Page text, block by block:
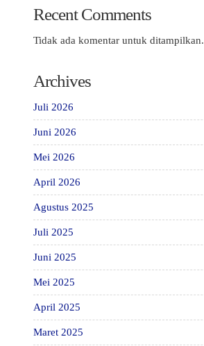
Recent Comments
Tidak ada komentar untuk ditampilkan.
Archives
Juli 2026
Juni 2026
Mei 2026
April 2026
Agustus 2025
Juli 2025
Juni 2025
Mei 2025
April 2025
Maret 2025